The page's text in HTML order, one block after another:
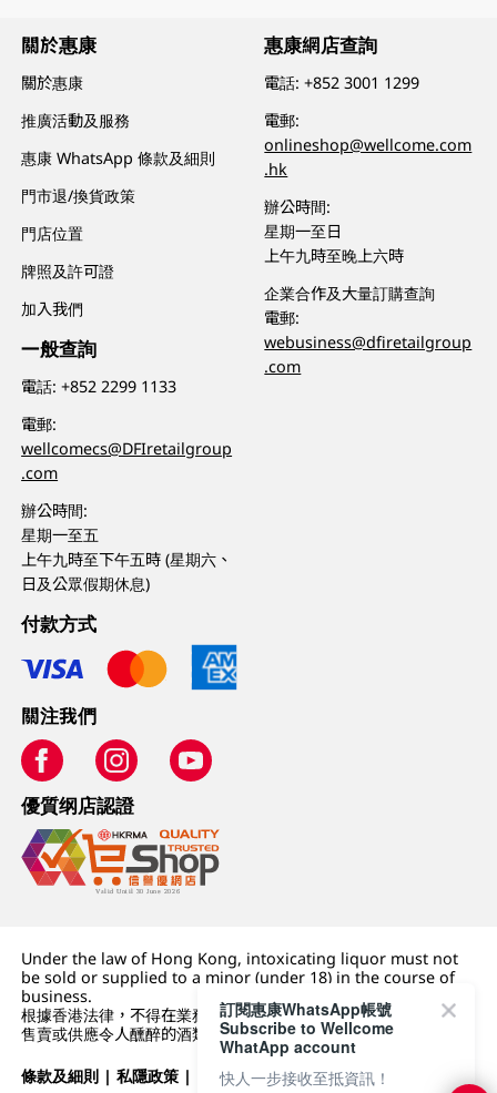
關於惠康
關於惠康
推廣活動及服務
惠康 WhatsApp 條款及細則
門市退/換貨政策
門店位置
牌照及許可證
加入我們
一般查詢
電話:+852 2299 1133
電郵:
wellcomecs@DFIretailgroup
.com
辦公時間:
星期一至五
上午九時至下午五時 (星期六、
日及公眾假期休息)
惠康網店查詢
電話:+852 3001 1299
電郵:
onlineshop@wellcome.com
.hk
辦公時間:
星期一至日
上午九時至晚上六時
企業合作及大量訂購查詢
電郵:
webusiness@dfiretailgroup
.com
付款方式
關注我們
優質纲店認證
Under the law of Hong Kong, intoxicating liquor must not
be sold or supplied to a minor (under 18) in the course of
business.
根據香港法律，不得在業務過程中，向未成年人 (18 歲以下人士)
售賣或供應令人醺醉的酒類。
條款及細則 |私隱政策 | DFI零售集團
訂閱惠康WhatsApp帳號
Subscribe to Wellcome
WhatApp account
快人一步接收至抵資訊！